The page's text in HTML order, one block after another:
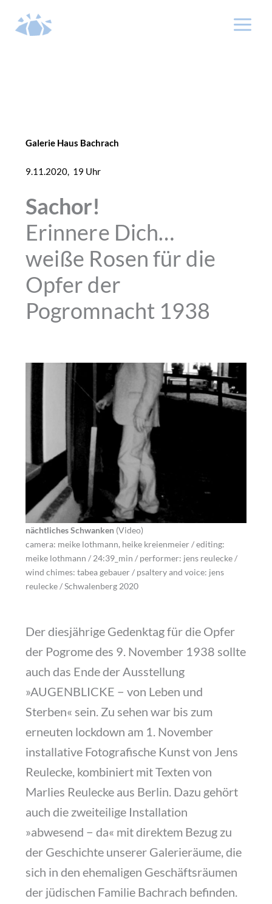
Inhalt
springen
Galerie Haus Bachrach
9.11.2020, 19 Uhr
Sachor!
Erinnere Dich…
weiße Rosen für die
Opfer der
Pogromnacht 1938
nächtliches Schwanken(Video)
camera: meike lothmann, heike kreienmeier / editing:
meike lothmann / 24:39_min / performer: jens reulecke /
wind chimes: tabea gebauer / psaltery and voice: jens
reulecke / Schwalenberg 2020
Der diesjährige Gedenktag für die Opfer
der Pogrome des 9. November 1938 sollte
auch das Ende der Ausstellung
»AUGENBLICKE − von Leben und
Sterben« sein. Zu sehen war bis zum
erneuten lockdown am 1. November
installative Fotografische Kunst von Jens
Reulecke, kombiniert mit Texten von
Marlies Reulecke aus Berlin. Dazu gehört
auch die zweiteilige Installation
»abwesend − da« mit direktem Bezug zu
der Geschichte unserer Galerieräume, die
sich in den ehemaligen Geschäftsräumen
der jüdischen Familie Bachrach befinden.